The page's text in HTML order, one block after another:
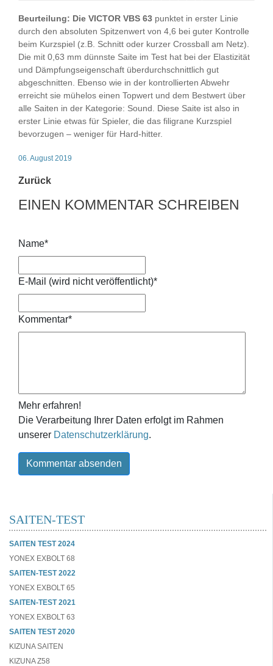
Beurteilung: Die VICTOR VBS 63 punktet in erster Linie
durch den absoluten Spitzenwert von 4,6 bei guter Kontrolle
beim Kurzspiel (z.B. Schnitt oder kurzer Crossball am Netz).
Die mit 0,63 mm dünnste Saite im Test hat bei der Elastizität
und Dämpfungseigenschaft überdurchschnittlich gut
abgeschnitten. Ebenso wie in der kontrollierten Abwehr
erreicht sie mühelos einen Topwert und dem Bestwert über
alle Saiten in der Kategorie: Sound. Diese Saite ist also in
erster Linie etwas für Spieler, die das filigrane Kurzspiel
bevorzugen – weniger für Hard-hitter.
06. August 2019
Zurück
EINEN KOMMENTAR SCHREIBEN
Name*
E-Mail (wird nicht veröffentlicht)*
Kommentar*
Mehr erfahren!
Die Verarbeitung Ihrer Daten erfolgt im Rahmen
unserer Datenschutzerklärung.
Kommentar absenden
SAITEN-TEST
SAITEN TEST 2024
YONEX EXBOLT 68
SAITEN-TEST 2022
YONEX EXBOLT 65
SAITEN-TEST 2021
YONEX EXBOLT 63
SAITEN TEST 2020
KIZUNA SAITEN
KIZUNA Z58